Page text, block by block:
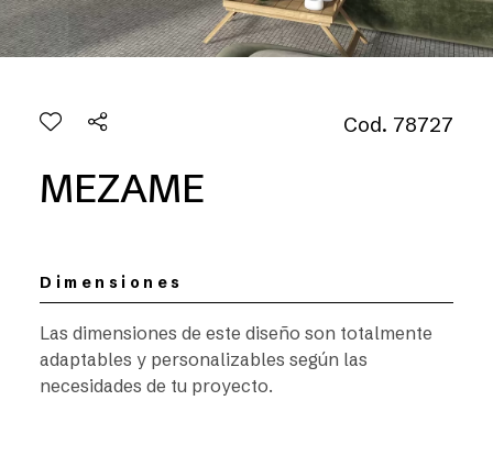
Cod. 78727
MEZAME
Dimensiones
Las dimensiones de este diseño son totalmente
adaptables y personalizables según las
necesidades de tu proyecto.